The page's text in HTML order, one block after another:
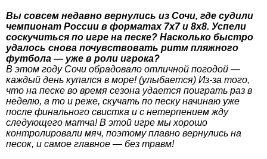
Вы совсем недавно вернулись из Сочи, где судили
чемпионат России в форматах 7х7 и 8х8. Успели
соскучиться по игре на песке? Насколько быстро
удалось снова почувствовать ритм пляжного
футбола — уже в роли игрока?
В этом году Сочи обрадовало отличной погодой —
каждый день купался в море! (улыбается) Из-за того,
что на песке во время сезона удается поиграть раз в
неделю, а то и реже, скучать по песку начинаю уже
после финального свистка и с нетерпением жду
следующего матча! В этой игре мы хорошо
контролировали мяч, поэтому плавно вернулись на
песок, и самое главное — без травм!